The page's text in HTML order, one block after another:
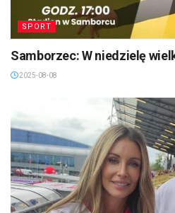
SPORT
Samborzec: W niedzielę
2025-08-08